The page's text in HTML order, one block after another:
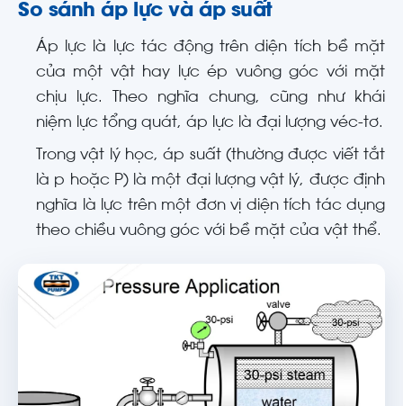
So sánh áp lực và áp suất
Áp lực là lực tác động trên diện tích bề mặt
của một vật hay lực ép vuông góc với mặt
chịu lực. Theo nghĩa chung, cũng như khái
niệm lực tổng quát, áp lực là đại lượng véc-tơ.
Trong vật lý học, áp suất (thường được viết tắt
là p hoặc P) là một đại lượng vật lý, được định
nghĩa là lực trên một đơn vị diện tích tác dụng
theo chiều vuông góc với bề mặt của vật thể.